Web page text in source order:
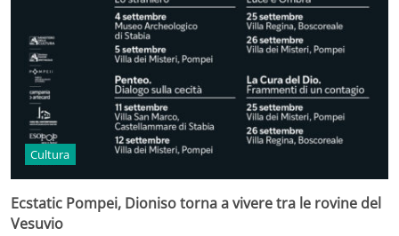
Cultura
Ecstatic Pompei, Dioniso torna a vivere tra le rovine del
Vesuvio